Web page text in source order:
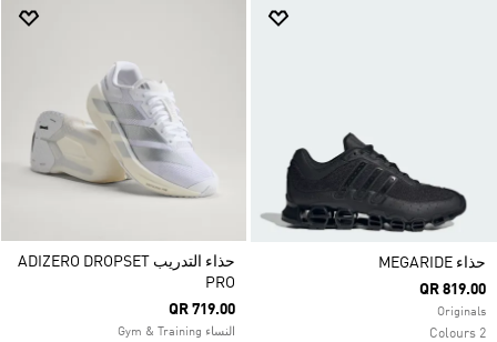
حذاء MEGARIDE
QR 819.00
Originals
2 Colours
حذاء التدريب ADIZERO DROPSET
PRO
QR 719.00
النساء Gym & Training